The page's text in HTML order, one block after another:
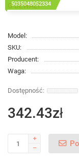
5035048052334
Model:
SKU:
Producent:
Waga:
342.43zł